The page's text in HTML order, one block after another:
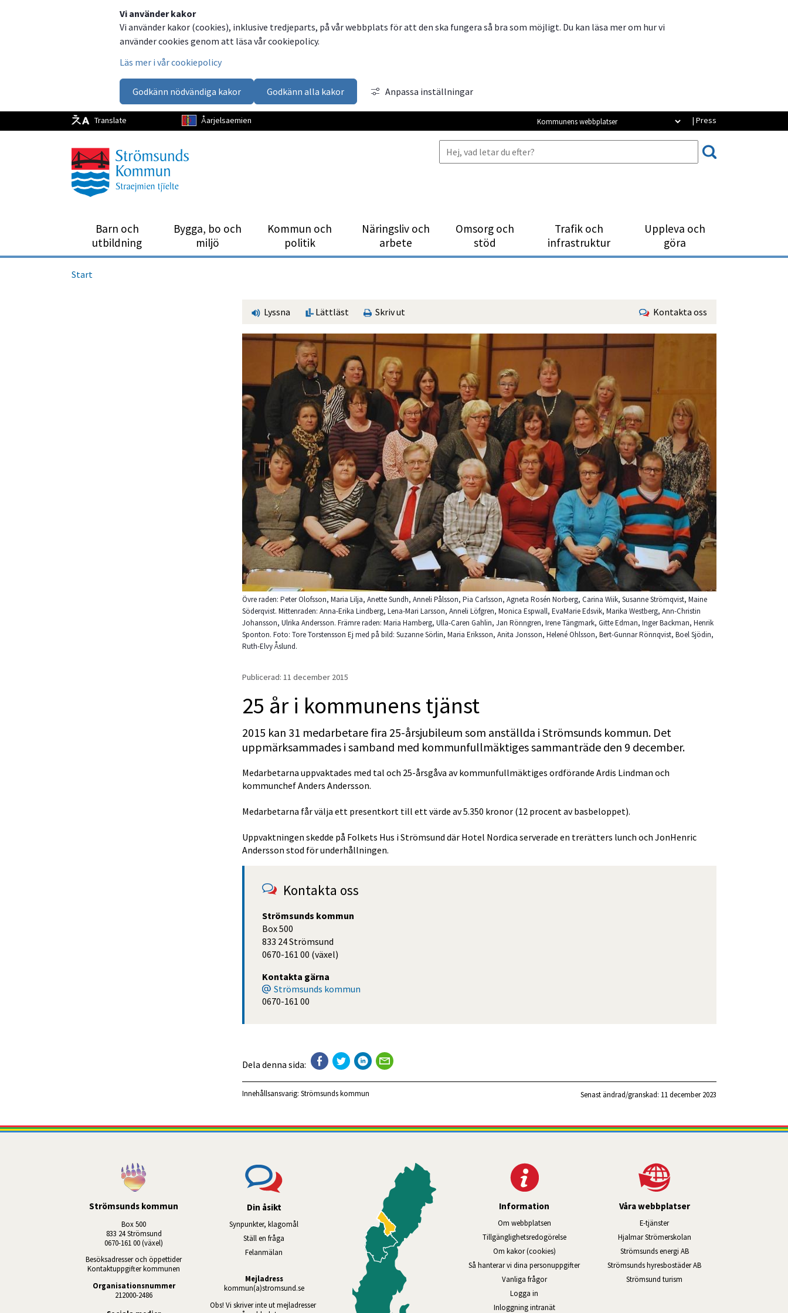
Vi använder kakor
Vi använder kakor (cookies), inklusive tredjeparts, på vår webbplats för att den ska fungera så bra som möjligt. Du kan läsa mer om hur vi
använder cookies genom att läsa vår cookiepolicy.
Läs mer i vår cookiepolicy
Godkänn nödvändiga kakor Godkänn alla kakor Anpassa inställningar
Translate Åarjelsaemien | Press
Kommunens webbplatser
Barn och
utbild­ning
Bygga, bo och
miljö
Kommun och
politik
Närings­liv och
arbete
Omsorg och
stöd
Trafik och
infrastruktur
Uppleva och
göra
Start
Lyssna Lättläst Skriv ut Kontakta oss
Övre raden: Peter Olofsson, Maria Lilja, Anette Sundh, Anneli Pålsson, Pia Carlsson, Agneta Rosén Norberg, Carina Wiik, Susanne Strömqvist, Maine
Söderqvist. Mittenraden: Anna-Erika Lindberg, Lena-Mari Larsson, Anneli Löfgren, Monica Espwall, EvaMarie Edsvik, Marika Westberg, Ann-Christin
Johansson, Ulrika Andersson. Främre raden: Maria Hamberg, Ulla-Caren Gahlin, Jan Rönngren, Irene Tängmark, Gitte Edman, Inger Backman, Henrik
Sponton. Foto: Tore Torstensson Ej med på bild: Suzanne Sörlin, Maria Eriksson, Anita Jonsson, Helené Ohlsson, Bert-Gunnar Rönnqvist, Boel Sjödin,
Ruth-Elvy Åslund.
Publicerad: 11 december 2015
25 år i kommunens tjänst
2015 kan 31 medarbetare fira 25-årsjubileum som anställda i Strömsunds kommun. Det
uppmärksammades i samband med kommunfullmäktiges sammanträde den 9 december.
Medarbetarna uppvaktades med tal och 25-årsgåva av kommunfullmäktiges ordförande Ardis Lindman och
kommunchef Anders Andersson.
Medarbetarna får välja ett presentkort till ett värde av 5.350 kronor (12 procent av basbeloppet).
Uppvaktningen skedde på Folkets Hus i Strömsund där Hotel Nordica serverade en trerätters lunch och JonHenric
Andersson stod för underhållningen.
Kontakta oss
Strömsunds kommun
Box 500
833 24 Strömsund
0670-161 00 (växel)
Kontakta gärna
Strömsunds kommun
0670-161 00
Dela denna sida:
Innehållsansvarig: Strömsunds kommun Senast ändrad/granskad: 11 december 2023
Strömsunds kommun
Box 500
833 24 Strömsund
0670-161 00 (växel)
Besöksadresser och öppettider
Kontaktuppgifter kommunen
Organisationsnummer
212000-2486
Din åsikt
Synpunkter, klagomål
Ställ en fråga
Felanmälan
Mejladress
kommun(a)stromsund.se
Obs! Vi skriver inte ut mejladresser
Information
Om webbplatsen
Tillgänglig­hets­redo­görelse
Om kakor (cookies)
Så hanterar vi dina personuppgifter
Vanliga frågor
Logga in
Inloggning intranätÖppnas i nytt fönster.
Våra webbplatser
E-tjänsterLänk till annan webbplats, öppnas i
Hjalmar StrömerskolanLänk till annan webbplats,
Strömsunds energi ABLänk till annan webbplats,
Strömsunds hyresbostäder ABLänk till annan webbplats,
Strömsund turism